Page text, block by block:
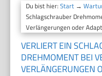
Du bist hier:Start →
Schlagschrauber
Verlängerungen oder
VERLIERT EIN
DREHMOMENT BEI
VERLÄNGERUNGEN